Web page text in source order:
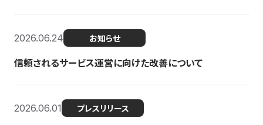
2026.06.24 お知らせ
信頼されるサービス運営に向けた改善について
2026.06.01 プレスリリース